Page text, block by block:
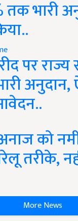
तक भारी
पर
को
तरीके,
More News